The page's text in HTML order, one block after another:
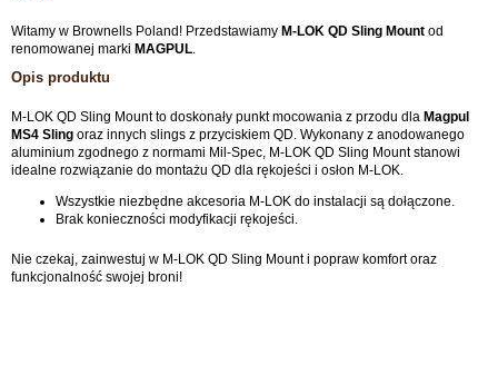
Witamy w Brownells Poland! Przedstawiamy M-LOK QD Sling Mount od
renomowanej marki MAGPUL.
Opis produktu
M-LOK QD Sling Mount to doskonały punkt mocowania z przodu dla Magpul
MS4 Sling oraz innych slings z przyciskiem QD. Wykonany z anodowanego
aluminium zgodnego z normami Mil-Spec, M-LOK QD Sling Mount stanowi
idealne rozwiązanie do montażu QD dla rękojeści i osłon M-LOK.
Wszystkie niezbędne akcesoria M-LOK do instalacji są dołączone.
Brak konieczności modyfikacji rękojeści.
Nie czekaj, zainwestuj w M-LOK QD Sling Mount i popraw komfort oraz
funkcjonalność swojej broni!